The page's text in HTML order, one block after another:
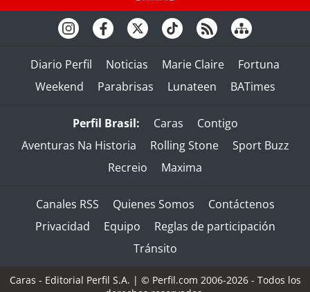
Diario Perfil Noticias Marie Claire
Fortuna
Weekend
Parabrisas Lunateen BATimes
Perfil Brasil: Caras
Contigo
Aventuras Na Historia
Rolling Stone
Sport Buzz
Recreio
Maxima
Canales RSS Quienes Somos
Contáctenos
Privacidad
Equipo
Reglas de participación
Tránsito
Caras - Editorial Perfil S.A. | © Perfil.com 2006-2026 - Todos los